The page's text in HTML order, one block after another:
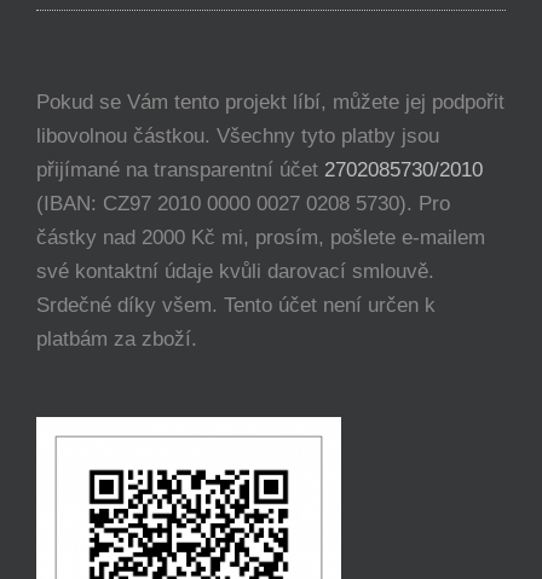
Pokud se Vám tento projekt líbí, můžete jej podpořit
libovolnou částkou. Všechny tyto platby jsou
přijímané na transparentní účet 2702085730/2010
(IBAN: CZ97 2010 0000 0027 0208 5730). Pro
částky nad 2000 Kč mi, prosím, pošlete e-mailem
své kontaktní údaje kvůli darovací smlouvě.
Srdečné díky všem. Tento účet není určen k
platbám za zboží.